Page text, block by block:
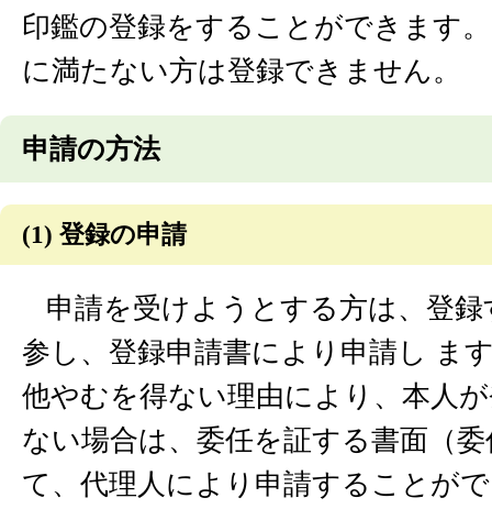
印鑑の登録をすることができます
に満たない方は登録できません。
申請の方法
(1) 登録の申請
申請を受けようとする方は、登
参し、登録申請書により申請し ま
他やむを得ない理由により、本人
ない場合は、委任を証する書面（
て、代理人により申請することが